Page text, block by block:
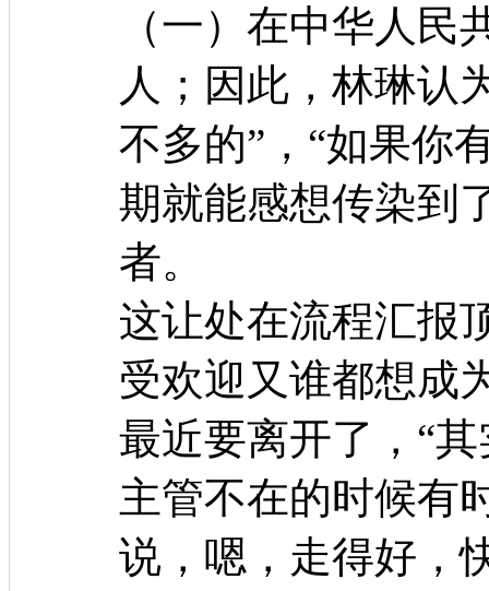
（一）在中华人
人；因此，林琳认
不多的”，“如果你
期就能感想传染到
者。
这让处在流程汇报
受欢迎又谁都想成
最近要离开了，“
主管不在的时候有
说，嗯，走得好，